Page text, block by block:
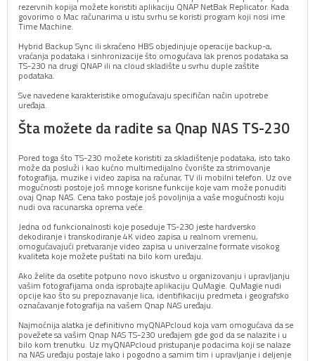
rezervnih kopija možete koristiti aplikaciju QNAP NetBak Replicator. Kada
govorimo o Mac računarima u istu svrhu se koristi program koji nosi ime
Time Machine.
Hybrid Backup Sync ili skraćeno HBS objedinjuje operacije backup-a,
vraćanja podataka i sinhronizacije što omogućava lak prenos podataka sa
TS-230 na drugi QNAP ili na cloud skladište u svrhu duple zaštite
podataka.
Sve navedene karakteristike omogućavaju specifičan način upotrebe
uređaja.
Šta možete da radite sa Qnap NAS TS-230
Pored toga što TS-230 možete koristiti za skladištenje podataka, isto tako
može da posluži i kao kućno multimedijalno čvorište za strimovanje
fotografija, muzike i video zapisa na računar, TV ili mobilni telefon. Uz ove
mogućnosti postoje još mnoge korisne funkcije koje vam može ponuditi
ovaj Qnap NAS. Cena tako postaje još povoljnija a vaše mogućnosti koju
nudi ova racunarska oprema veće.
Jedna od funkcionalnosti koje poseduje TS-230 jeste hardversko
dekodiranje i transkodiranje 4K video zapisa u realnom vremenu,
omogućavajući pretvaranje video zapisa u univerzalne formate visokog
kvaliteta koje možete puštati na bilo kom uređaju.
Ako želite da osetite potpuno novo iskustvo u organizovanju i upravljanju
vašim fotografijama onda isprobajte aplikaciju QuMagie. QuMagie nudi
opcije kao što su prepoznavanje lica, identifikaciju predmeta i geografsko
označavanje fotografija na vašem Qnap NAS uređaju.
Najmoćnija alatka je definitivno myQNAPcloud koja vam omogućava da se
povežete sa vašim Qnap NAS TS-230 uređajem gde god da se nalazite i u
bilo kom trenutku. Uz myQNAPcloud pristupanje podacima koji se nalaze
na NAS uređaju postaje lako i pogodno a samim tim i upravljanje i deljenje